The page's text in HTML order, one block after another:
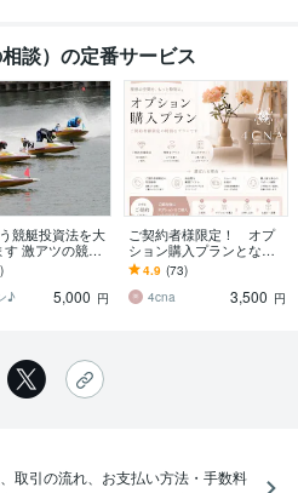
談）の定番サービス
競艇投資法を大
激アツの競艇
り付き不要。1
ースまで
♪
5,000 円
ご契約者様限定！ オプ
ション購入プランとなり
ます ご契約者様限定のオ
プション購入プランです
4.9 (73)
4cna
3,500 円
取引の流れ、お支払い方法・手数料